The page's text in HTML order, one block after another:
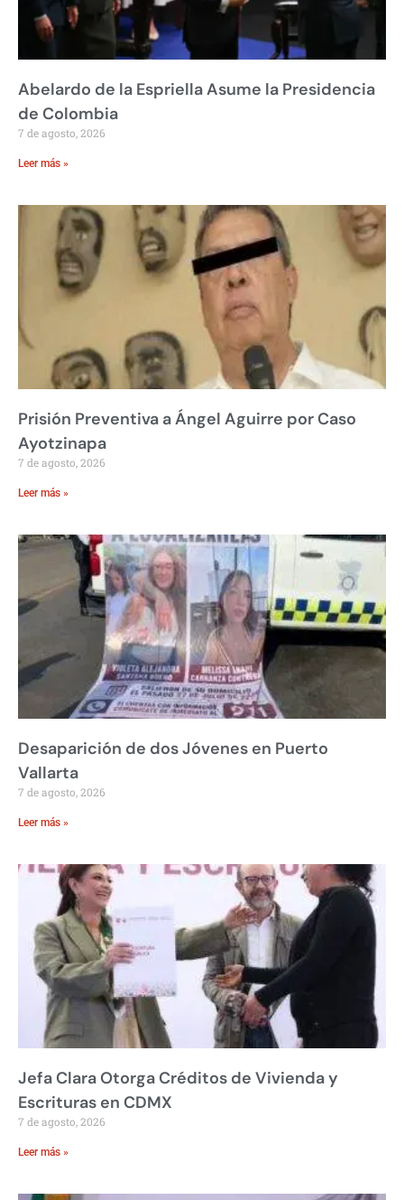
Abelardo de la Espriella Asume la Presidencia
de Colombia
7 de agosto, 2026
Leer más »
Prisión Preventiva a Ángel Aguirre por Caso
Ayotzinapa
7 de agosto, 2026
Leer más »
Desaparición de dos Jóvenes en Puerto
Vallarta
7 de agosto, 2026
Leer más »
Jefa Clara Otorga Créditos de Vivienda y
Escrituras en CDMX
7 de agosto, 2026
Leer más »